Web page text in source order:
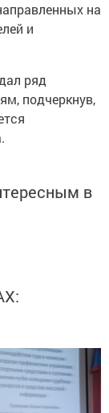
на
и
ряд
подчеркнув,
в